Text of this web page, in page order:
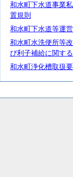
和水町下水道事業
置規則
和水町下水道等運
和水町水洗便所等
び利子補給に関す
和水町浄化槽取扱